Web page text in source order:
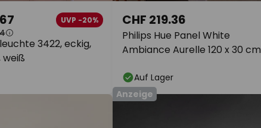
3422, eckig,
weiß
UVP -20%
Philips Hue Panel White
Ambiance Aurelle 120 x 30 cm
CHF 219.36
Auf Lager
Anzeige